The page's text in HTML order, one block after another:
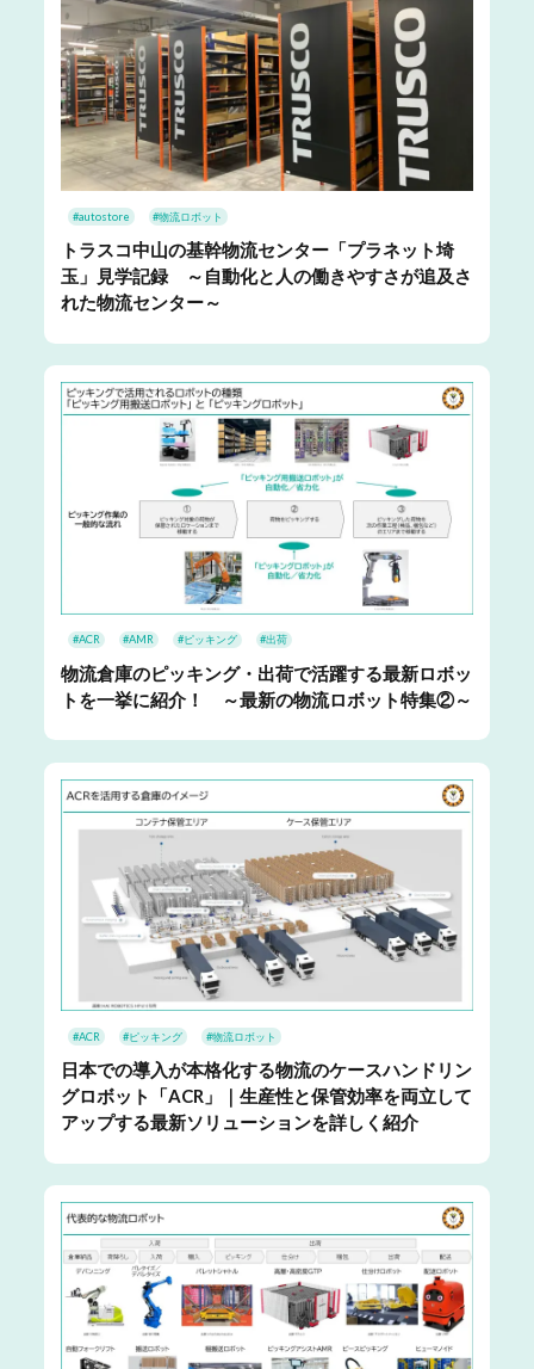
#autostore #物流ロボット
トラスコ中山の基幹物流センター「プラネット埼
玉」見学記録 ～自動化と人の働きやすさが追及さ
れた物流センター～
#ACR #AMR #ピッキング #出荷
物流倉庫のピッキング・出荷で活躍する最新ロボッ
トを一挙に紹介！ ～最新の物流ロボット特集②～
#ACR #ピッキング #物流ロボット
日本での導入が本格化する物流のケースハンドリン
グロボット「ACR」｜生産性と保管効率を両立して
アップする最新ソリューションを詳しく紹介